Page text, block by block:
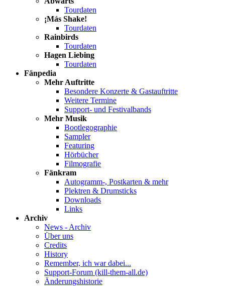
Tourdaten
¡Más Shake!
Tourdaten
Rainbirds
Tourdaten
Hagen Liebing
Tourdaten
Fänpedia
Mehr Auftritte
Besondere Konzerte & Gastauftritte
Weitere Termine
Support- und Festivalbands
Mehr Musik
Bootlegographie
Sampler
Featuring
Hörbücher
Filmografie
Fänkram
Autogramm-, Postkarten & mehr
Plektren & Drumsticks
Downloads
Links
Archiv
News - Archiv
Über uns
Credits
History
Remember, ich war dabei...
Support-Forum (kill-them-all.de)
Änderungshistorie